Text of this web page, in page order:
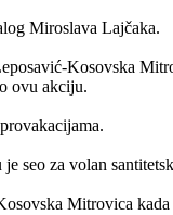
Miroslava Lajčaka.
Kosovska
ovu akciju.
seo za volan
Mitrovica